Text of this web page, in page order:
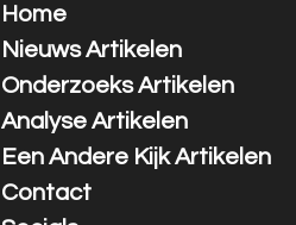
Home
Nieuws Artikelen
Onderzoeks Artikelen
Analyse Artikelen
Een Andere Kijk Artikelen
Contact